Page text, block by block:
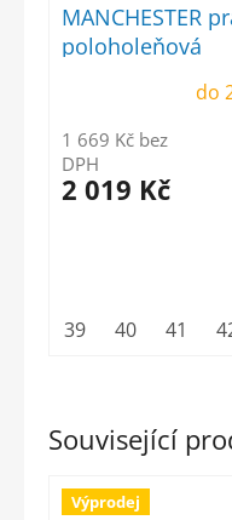
Související
Výprodej
MANCHESTER
poloholeňová
do
1 669 Kč bez
DPH
2 019 Kč
39 40 41